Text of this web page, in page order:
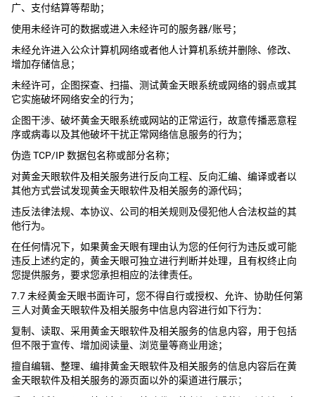
广、支付结算等帮助；
使用未经许可的数据或进入未经许可的服务器/账号；
未经允许进入公众计算机网络或者他人计算机系统并删除、修改、
增加存储信息；
未经许可，企图探查、扫描、测试黄金天眼系统或网络的弱点或其
它实施破坏网络安全的行为；
企图干涉、破坏黄金天眼系统或网站的正常运行，故意传播恶意程
序或病毒以及其他破坏干扰正常网络信息服务的行为；
伪造 TCP/IP 数据包名称或部分名称；
对黄金天眼软件及相关服务进行反向工程、反向汇编、编译或者以
其他方式尝试发现黄金天眼软件及相关服务的源代码；
违反法律法规、本协议、公司的相关规则及侵犯他人合法权益的其
他行为。
在任何情况下，如果黄金天眼有理由认为您的任何行为违反或可能
违反上述约定的，黄金天眼可独立进行判断并处理，且有权终止向
您提供服务，要求您承担相应的法律责任。
7.7 未经黄金天眼书面许可，您不得自行或授权、允许、协助任何第
三人对黄金天眼软件及相关服务中信息内容进行如下行为：
复制、读取、采用黄金天眼软件及相关服务的信息内容，用于包括
但不限于宣传、增加阅读量、浏览量等商业用途；
擅自编辑、整理、编排黄金天眼软件及相关服务的信息内容后在黄
金天眼软件及相关服务的源页面以外的渠道进行展示；